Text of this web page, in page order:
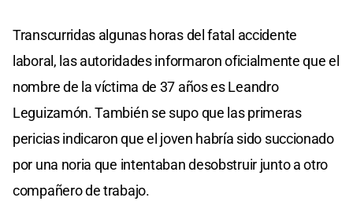
Transcurridas algunas horas del fatal accidente
laboral, las autoridades informaron oficialmente que el
nombre de la víctima de 37 años es Leandro
Leguizamón. También se supo que las primeras
pericias indicaron que el joven habría sido succionado
por una noria que intentaban desobstruir junto a otro
compañero de trabajo.